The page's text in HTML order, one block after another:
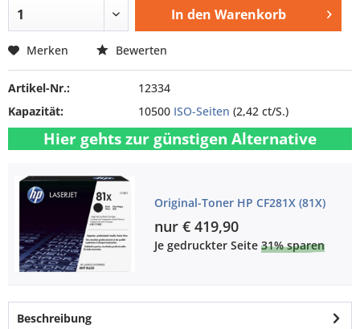
In den Warenkorb
Merken Bewerten
Artikel-Nr.:
12334
Kapazität:
10500 ISO-Seiten (2,42 ct/S.)
Hier gehts zur günstigen Alternative
Original-Toner HP CF281X (81X)
nur € 419,90
Je gedruckter Seite 31% sparen
Beschreibung